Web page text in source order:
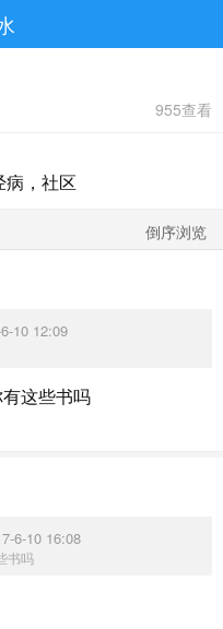
955查看
病，社区
倒序浏览
10 12:09
这些书吗
6-10 16:08
书吗